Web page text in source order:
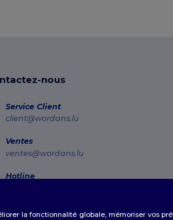
nous
Service Client
client@wordans.lu
Ventes
ventes@wordans.lu
Hotline
la fonctionnalité globale, mémoriser vos